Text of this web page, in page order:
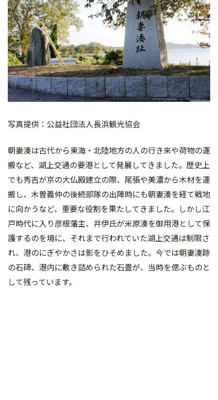
写真提供：公益社団法人長浜観光協会
朝妻湊は古代から東海・北陸地方の人の行き来や荷物の運
搬など、湖上交通の要港として発展してきました。歴史上
でも秀吉が京の大仏殿建立の際、尾張や美濃から木材を運
搬し、木曽義仲の後続部隊の出陣時にも朝妻湊を経て戦地
に向かうなど、重要な役割を果たしてきました。しかし江
戸時代に入り彦根藩主、井伊氏が米原湊を御用港として保
護するのを境に、それまで行われていた湖上交通は制限さ
れ、港のにぎやかさは影をひそめました。今では朝妻湊跡
の石碑、港内に敷き詰められた石畳が、当時を偲ぶものと
して残っています。